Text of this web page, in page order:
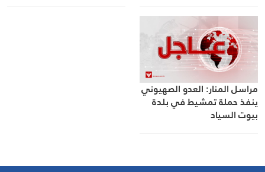
مراسل المنار: العدو الصهيوني
ينفذ حملة تمشيط في بلدة
بيوت السياد